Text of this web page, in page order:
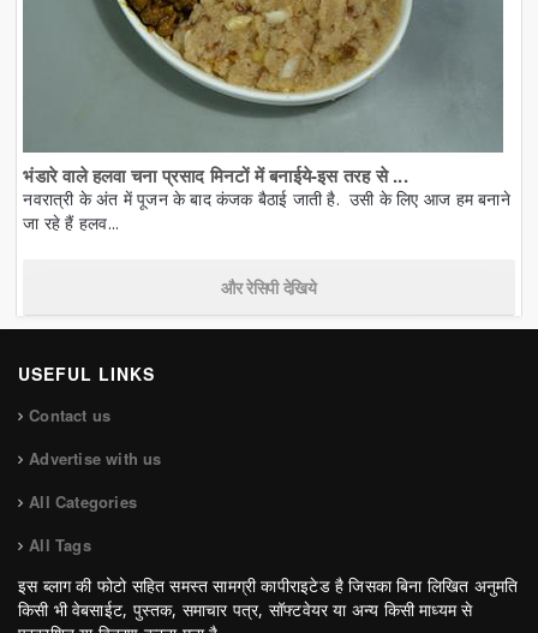
भंडारे वाले हलवा चना प्रसाद मिनटों में बनाईये-इस तरह से ...
नवरात्री के अंत में पूजन के बाद कंजक बैठाई जाती है. उसी के लिए आज हम बनाने
जा रहे हैं हलव...
और रेसिपी देखिये
USEFUL LINKS
Contact us
Advertise with us
All Categories
All Tags
इस ब्लाग की फोटो सहित समस्त सामग्री कापीराइटेड है जिसका बिना लिखित अनुमति
किसी भी वेबसाईट, पुस्तक, समाचार पत्र, सॉफ्टवेयर या अन्य किसी माध्यम से